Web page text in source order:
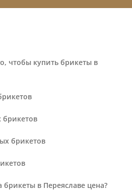
чтобы купить брикеты в
брикетов
брикетов
брикеты в Переяславе цена?